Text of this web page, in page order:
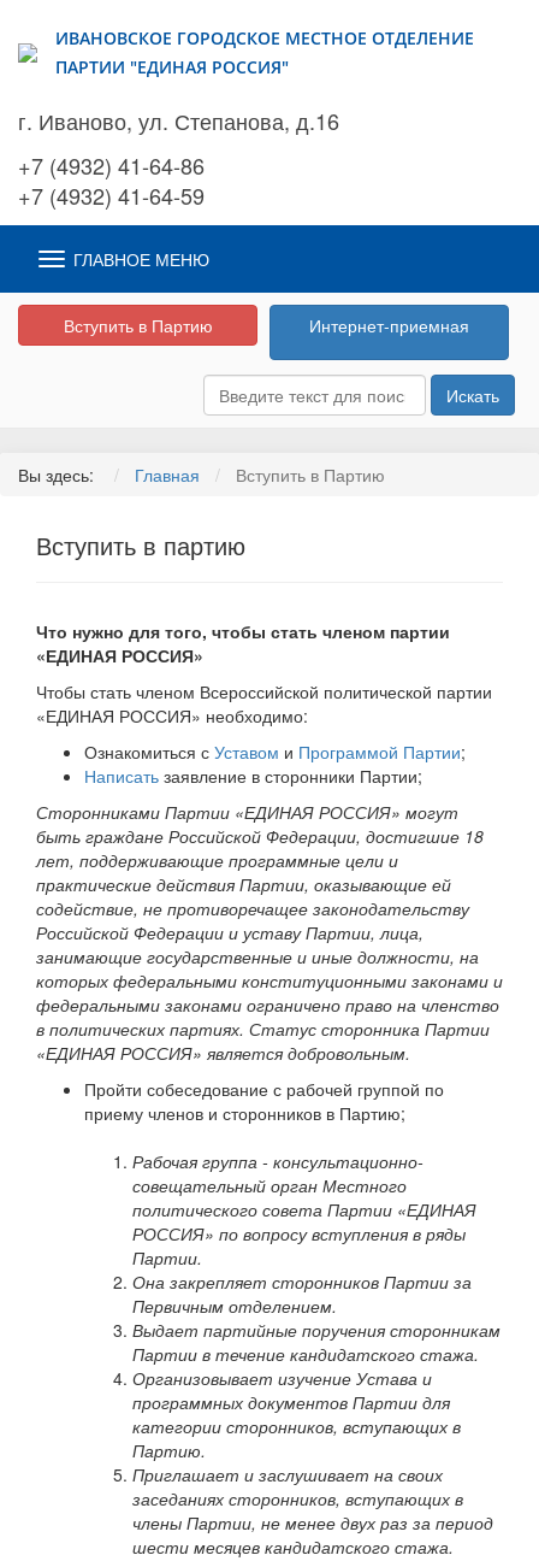
ИВАНОВСКОЕ ГОРОДСКОЕ МЕСТНОЕ ОТДЕЛЕНИЕ
ПАРТИИ "ЕДИНАЯ РОССИЯ"
г. Иваново, ул. Степанова, д.16
+7 (4932) 41-64-86
+7 (4932) 41-64-59
ГЛАВНОЕ МЕНЮ
Вступить в Партию Интернет-приемная
Искать
Вы здесь: Главная Вступить в Партию
Вступить в партию
Что нужно для того, чтобы стать членом партии
«ЕДИНАЯ РОССИЯ»
Чтобы стать членом Всероссийской политической партии
«ЕДИНАЯ РОССИЯ» необходимо:
Ознакомиться с Уставом и Программой Партии;
Написать заявление в сторонники Партии;
Сторонниками Партии «ЕДИНАЯ РОССИЯ» могут
быть граждане Российской Федерации, достигшие 18
лет, поддерживающие программные цели и
практические действия Партии, оказывающие ей
содействие, не противоречащее законодательству
Российской Федерации и уставу Партии, лица,
занимающие государственные и иные должности, на
которых федеральными конституционными законами и
федеральными законами ограничено право на членство
в политических партиях. Статус сторонника Партии
«ЕДИНАЯ РОССИЯ» является добровольным.
Пройти собеседование с рабочей группой по
приему членов и сторонников в Партию;
Рабочая группа - консультационно-
совещательный орган Местного
политического совета Партии «ЕДИНАЯ
РОССИЯ» по вопросу вступления в ряды
Партии.
Она закрепляет сторонников Партии за
Первичным отделением.
Выдает партийные поручения сторонникам
Партии в течение кандидатского стажа.
Организовывает изучение Устава и
программных документов Партии для
категории сторонников, вступающих в
Партию.
Приглашает и заслушивает на своих
заседаниях сторонников, вступающих в
члены Партии, не менее двух раз за период
шести месяцев кандидатского стажа.